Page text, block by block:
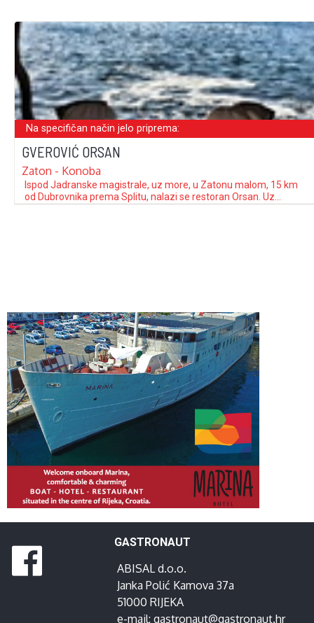
Na specifičan način jelo priprema:
GVEROVIĆ ORSAN
Zaton - Konoba
Ispod Jadranske magistrale, uz more, u Zatonu malom, 15 km
od Dubrovnika prema Splitu, nalazi se restoran Orsan. Uz
GASTRONAUT
ABISAL d.o.o.
Janka Polić Kamova 37a
51000 RIJEKA
e-mail: gastronaut@gastronaut.hr